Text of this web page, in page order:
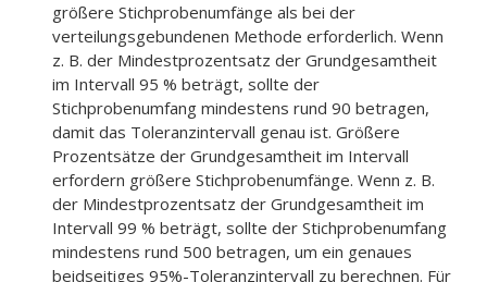
größere Stichprobenumfänge als bei der
verteilungsgebundenen Methode erforderlich. Wenn
z. B. der Mindestprozentsatz der Grundgesamtheit
im Intervall 95 % beträgt, sollte der
Stichprobenumfang mindestens rund 90 betragen,
damit das Toleranzintervall genau ist. Größere
Prozentsätze der Grundgesamtheit im Intervall
erfordern größere Stichprobenumfänge. Wenn z. B.
der Mindestprozentsatz der Grundgesamtheit im
Intervall 99 % beträgt, sollte der Stichprobenumfang
mindestens rund 500 betragen, um ein genaues
beidseitiges 95%-Toleranzintervall zu berechnen. Für